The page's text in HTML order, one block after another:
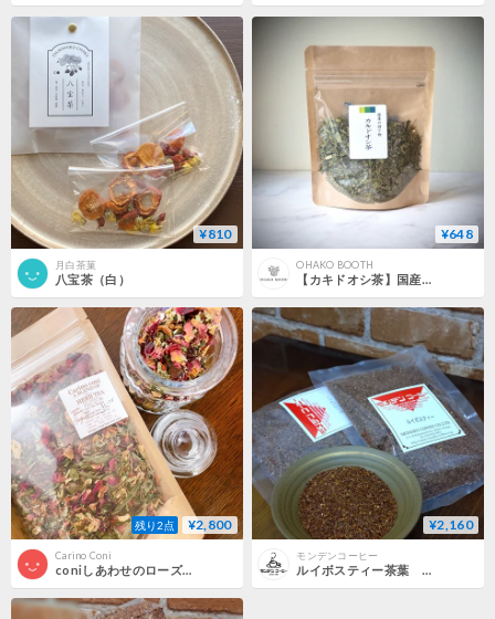
¥810
月白茶菓
八宝茶（白）
¥648
OHAKO BOOTH
残り2点 ¥2,800
Carino Coni
coniしあわせのローズティー
¥2,160
モンデンコーヒー
ルイボスティー茶葉 200g（100ｘ2）